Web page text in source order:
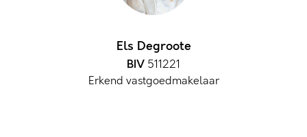
Els Degroote
BIV 511221
Erkend vastgoedmakelaar